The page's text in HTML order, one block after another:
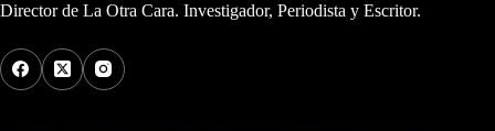
Director de La Otra Cara. Investigador, Periodista y Escritor.